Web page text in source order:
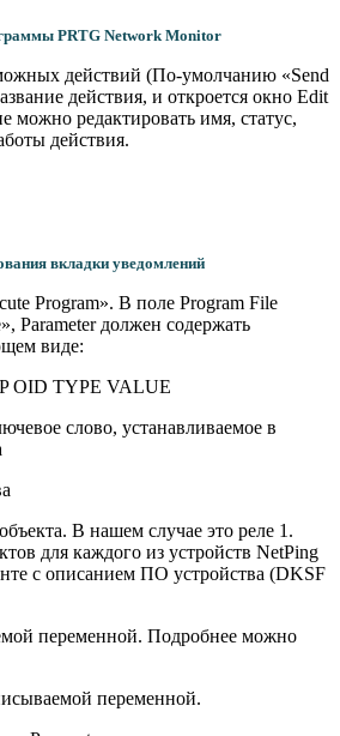
PRTG Network Monitor
действий (По-умолчанию «Send
действия, и откроется окно Edit
можно редактировать имя, статус,
действия.
вкладки уведомлений
Program». В поле Program File
Parameter должен содержать
виде:
OID TYPE VALUE
слово, устанавливаемое в
В нашем случае это реле 1.
для каждого из устройств NetPing
с описанием ПО устройства (DKSF
переменной. Подробнее можно
переменной.